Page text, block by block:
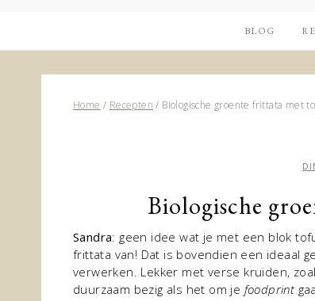
BLOG
Home / Recepten / Biologische groente frittata met
Biologische
Sandra: geen idee wat je met een blok
frittata van! Dat is bovendien een ideaal
verwerken. Lekker met verse kruiden,
duurzaam bezig als het om je foodprint